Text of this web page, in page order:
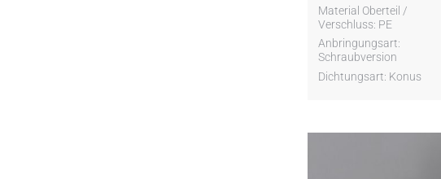
Material Oberteil /
Verschluss: PE
Anbringungsart:
Schraubversion
Dichtungsart: Konus